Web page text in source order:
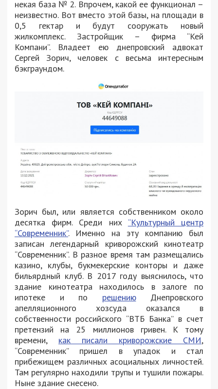
некая база № 2. Впрочем, какой ее функционал –
неизвестно. Вот вместо этой базы, на площади в
0,5 гектар и будут сооружать новый
жилкомплекс. Застройщик – фирма “Кей
Компани”. Владеет ею днепровский адвокат
Сергей Зорич, человек с весьма интересным
бэкграундом.
Зорич был, или является собственником около
десятка фирм. Среди них “Культурный центр
“Современник”. Именно на эту компанию был
записан легендарный криворожский кинотеатр
“Современник”. В разное время там размещались
казино, клубы, букмекерские конторы и даже
бильярдный клуб. В 2017 году выяснилось, что
здание кинотеатра находилось в залоге по
ипотеке и по решениюДнепровского
апелляционного хозсуда оказался в
собственности российского “ВТБ Банка” в счет
претензий на 25 миллионов гривен. К тому
времени, как писали криворожские СМИ,
“Современник” пришел в упадок и стал
прибежищем различных асоциальных личностей.
Там регулярно находили трупы и тушили пожары.
Ныне здание снесено.